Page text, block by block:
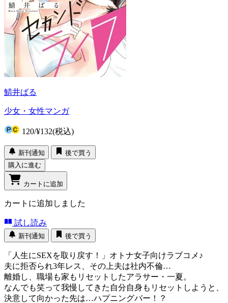
鯖井ばる
少女・女性マンガ
120/¥132(税込)
新刊通知
後で買う
購入に進む
カートに追加
カートに追加しました
試し読み
新刊通知 後で買う
「人生にSEXを取り戻す！」オトナ女子向けラブコメ♪
夫に拒否られ3年レス、その上夫は社内不倫…
離婚し、職場も家もリセットしたアラサー・一夏。
なんでも笑って我慢してきた自分自身もリセットしようと、
決意して向かった先は…ハプニングバー！？